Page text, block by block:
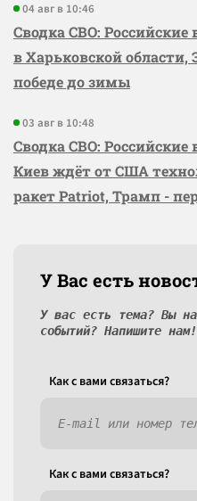
04 авг в 10:46
Сводка СВО: Российские
в Харьковской области,
победе до зимы
03 авг в 10:48
Сводка СВО: Российские
Киев ждёт от США
ракет Patriot, Трамп -
У Вас есть
У вас есть тема? Вы
событий? Напишите нам!
Как c вами связаться?
Как c вами связаться?